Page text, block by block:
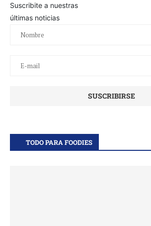
Suscribite a nuestras
últimas noticias
TODO PARA FOODIES